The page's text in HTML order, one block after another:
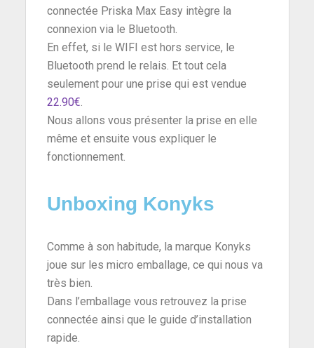
connectée Priska Max Easy intègre la
connexion via le Bluetooth.
En effet, si le WIFI est hors service, le
Bluetooth prend le relais. Et tout cela
seulement pour une prise qui est vendue
22.90€
Nous allons vous présenter la prise en elle
même et ensuite vous expliquer le
fonctionnement.
Unboxing Konyks
Comme à son habitude, la marque Konyks
joue sur les micro emballage, ce qui nous va
très bien.
Dans l’emballage vous retrouvez la prise
connectée ainsi que le guide d’installation
rapide.